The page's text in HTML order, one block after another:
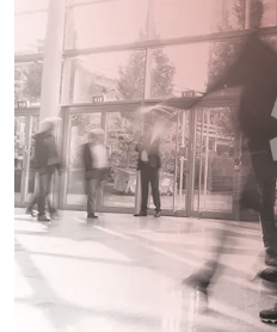
blättern, ohne dass diese den
Beim interaktiven Verbuchen
internen Kommentar